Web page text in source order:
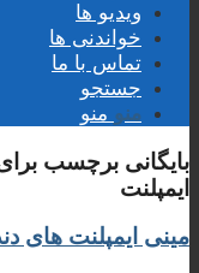
ویدیو ها
خواندنی ها
تماس با ما
جستجو
منو منو
بایگانی برچسب
ایمپلنت
مینی ایمپلنت های